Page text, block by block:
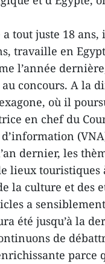
a tout juste 18
travaille en
l’année
concours. A la
où il
en chef du
dernier, les
lieux touristiques
la culture et des
a
été jusqu’à la
de
parce